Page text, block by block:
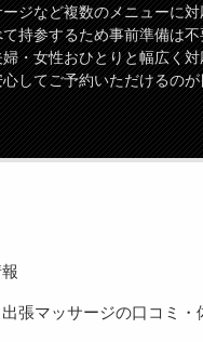
ジなど複数のメニューに
持参するため事前準備は
・女性おひとりと幅広く
してご予約いただけるの
張マッサージの口コミ・